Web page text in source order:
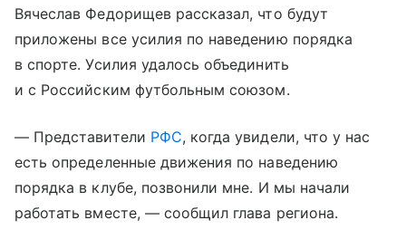
Вячеслав Федорищев рассказал, что будут
приложены все усилия по наведению порядка
в спорте. Усилия удалось объединить
и с Российским футбольным союзом.
— Представители РФС, когда увидели, что у нас
есть определенные движения по наведению
порядка в клубе, позвонили мне. И мы начали
работать вместе, — сообщил глава региона.